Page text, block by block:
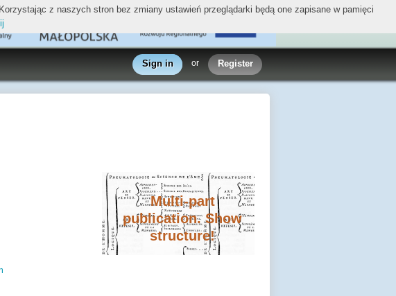
Sign in or Register
Multi-part
publication. Show
structure!
z naszych stron bez zmiany ustawień przeglądarki będą one zapisane w pamięci